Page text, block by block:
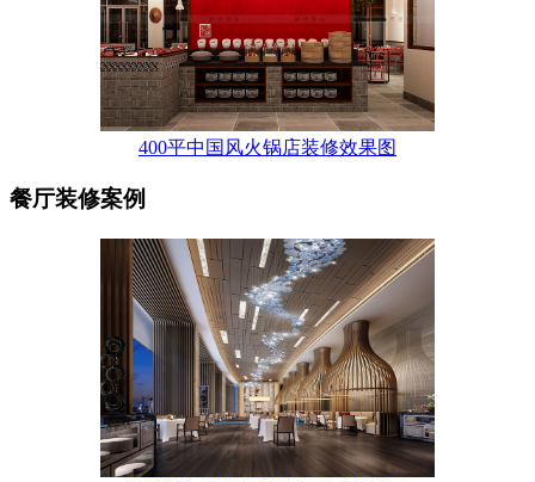
400平中国风火锅店装修效果图
餐厅装修案例